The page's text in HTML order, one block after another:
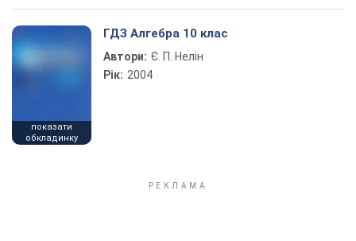
показати
обкладинку
ГДЗ Алгебра 10 клас
Автори: Є. П. Нелін
Рік: 2004